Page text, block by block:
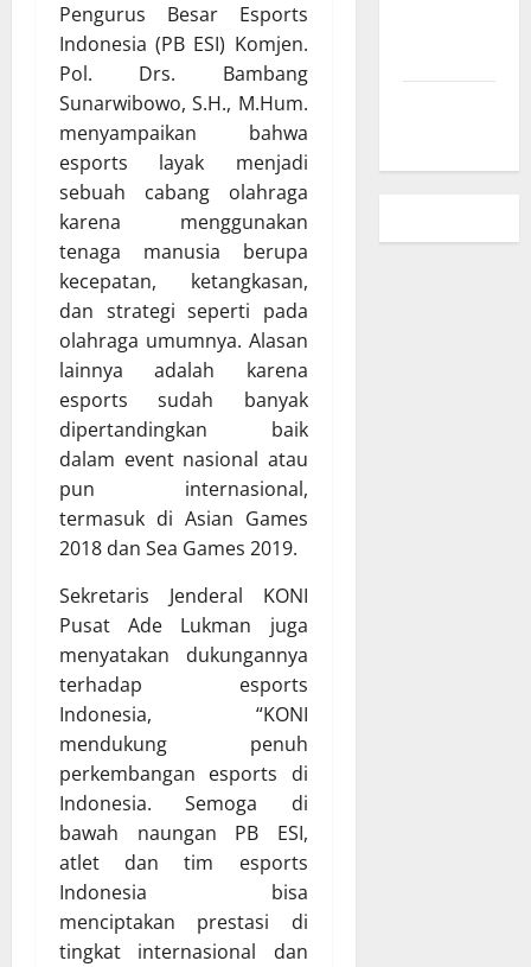
Pengurus Besar Esports
Indonesia (PB ESI) Komjen.
Pol. Drs. Bambang
Sunarwibowo, S.H., M.Hum.
menyampaikan bahwa
esports layak menjadi
sebuah cabang olahraga
karena menggunakan
tenaga manusia berupa
kecepatan, ketangkasan,
dan strategi seperti pada
olahraga umumnya. Alasan
lainnya adalah karena
esports sudah banyak
dipertandingkan baik
dalam event nasional atau
pun internasional,
termasuk di Asian Games
2018 dan Sea Games 2019.
Sekretaris Jenderal KONI
Pusat Ade Lukman juga
menyatakan dukungannya
terhadap esports
Indonesia, “KONI
mendukung penuh
perkembangan esports di
Indonesia. Semoga di
bawah naungan PB ESI,
atlet dan tim esports
Indonesia bisa
menciptakan prestasi di
tingkat internasional dan